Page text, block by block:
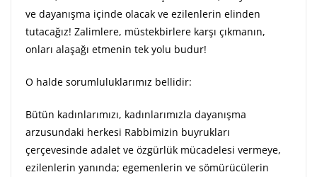
ve dayanışma içinde olacak ve ezilenlerin elinden
tutacağız! Zalimlere, müstekbirlere karşı çıkmanın,
onları alaşağı etmenin tek yolu budur!
O halde sorumluluklarımız bellidir:
Bütün kadınlarımızı, kadınlarımızla dayanışma
arzusundaki herkesi Rabbimizin buyrukları
çerçevesinde adalet ve özgürlük mücadelesi vermeye,
ezilenlerin yanında; egemenlerin ve sömürücülerin